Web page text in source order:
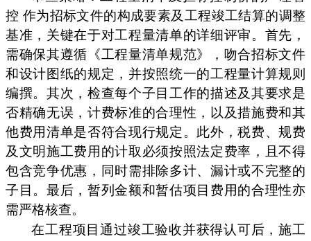
控 作为招标文件的构成要素及工程竣工结算的调整
基准，关键在于对工程量清单的详细评审。首先，
需确保其遵循《工程量清单规范》，吻合招标文件
和设计图纸的规定，并按照统一的工程量计算规则
编撰。其次，检查每个子目工作的描述及其要求是
否精确无误，计费标准的合理性，以及措施费和其
他费用清单是否符合现行规定。此外，税费、规费
及文明施工费用的计取必须按照法定费率，且不得
包含竞争优惠，同时需排除多计、漏计或不完整的
子目。最后，暂列金额和暂估项目费用的合理性亦
需严格核查。
在工程项目通过竣工验收并获得认可后，施工